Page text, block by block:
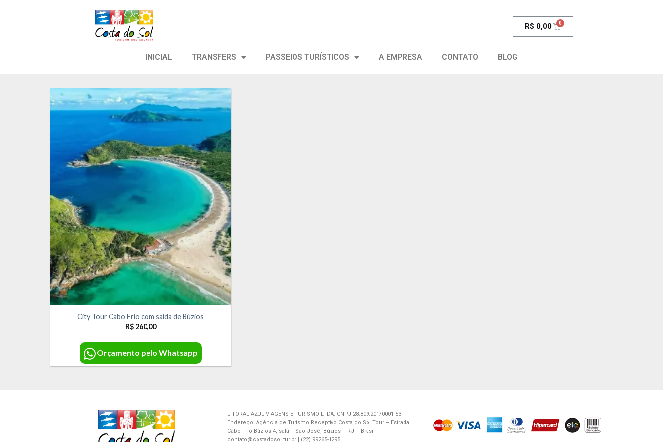
R$ 0,00
INICIAL TRANSFERS PASSEIOS TURÍSTICOS A EMPRESA CONTATO BLOG
Adicionar
aos meus
desejos
City Tour Cabo Frio com saída de Búzios
R$260,00
Orçamento pelo Whatsapp
LITORAL AZUL VIAGENS E TURISMO LTDA. CNPJ 28.809.201/0001-53
Endereço: Agência de Turismo Receptivo Costa do Sol Tour – Estrada
Cabo Frio Búzios 4, sala – São José, Búzios – RJ – Brasil
contato@costadosol.tur.br | (22) 99265-1295